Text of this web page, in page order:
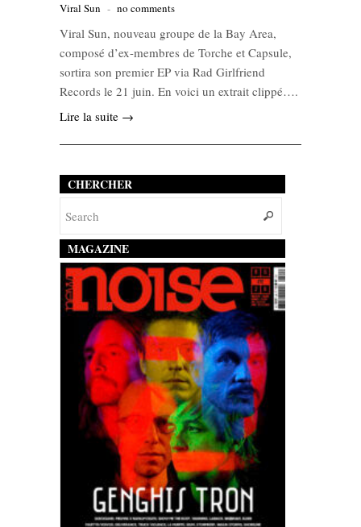
Viral Sun - no comments
Viral Sun, nouveau groupe de la Bay Area,
composé d’ex-membres de Torche et Capsule,
sortira son premier EP via Rad Girlfriend
Records le 21 juin. En voici un extrait clippé….
Lire la suite →
CHERCHER
MAGAZINE